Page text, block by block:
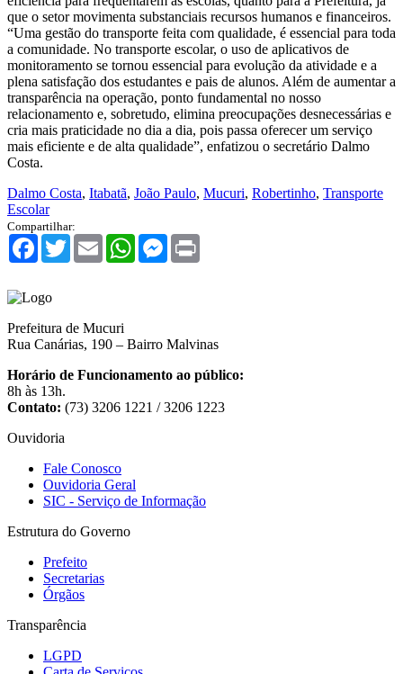
que o setor movimenta substanciais recursos humanos e financeiros.
“Uma gestão do transporte feita com qualidade, é essencial para toda
a comunidade. No transporte escolar, o uso de aplicativos de
monitoramento se tornou essencial para evolução da atividade e a
plena satisfação dos estudantes e pais de alunos. Além de aumentar a
transparência na operação, ponto fundamental no nosso
relacionamento e, sobretudo, elimina preocupações desnecessárias e
cria mais praticidade no dia a dia, pois passa oferecer um serviço
mais eficiente e de alta qualidade”, enfatizou o secretário Dalmo
Costa.
Dalmo Costa, Itabatã, João Paulo, Mucuri, Robertinho, Transporte
Escolar
Compartilhar:
Facebook
TwitterEmail WhatsAppMessenger
Prefeitura de Mucuri
Rua Canárias, 190 – Bairro Malvinas
Horário de Funcionamento ao público:
8h às 13h.
Contato: (73) 3206 1221 / 3206 1223
Ouvidoria
Fale Conosco
Ouvidoria Geral
SIC - Serviço de Informação
Estrutura do Governo
Prefeito
Secretarias
Órgãos
Transparência
LGPD